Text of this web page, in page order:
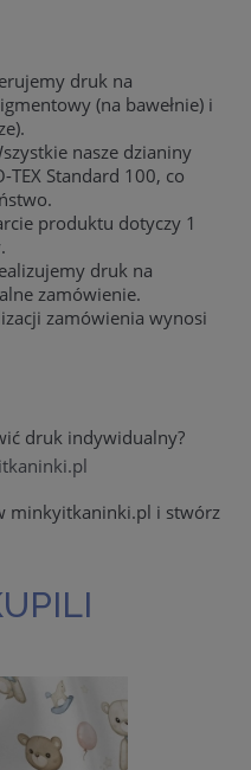
druk na
(na bawełnie) i
nasze dzianiny
TEX Standard 100, co
produktu dotyczy 1
druk na
zamówienie.
zamówienia wynosi
druk indywidualny?
minkyitkaninki.pl i stwórz